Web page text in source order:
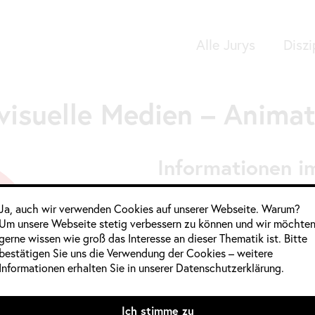
Alle Jurys
Medien –
Informationen
Jahrgang:2020,2020 / 2021
Kategorie:Deutschland,Film
Trickfilm/Animation
Quelle:
Mitglieder weiblich:
auch wir verwenden Cookies auf unserer Webseite. Warum?
Um unsere Webseite stetig verbessern zu können und wir möchten
wissen wie groß das Interesse an dieser Thematik ist. Bitte
bestätigen Sie uns die Verwendung der Cookies – weitere
Informationen erhalten Sie in unserer Datenschutzerklärung.
Ich stimme zu